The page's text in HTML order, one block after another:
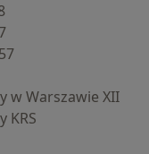
w Warszawie XII
KRS